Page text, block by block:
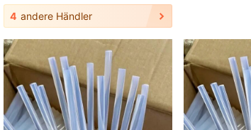
4 andere Händler